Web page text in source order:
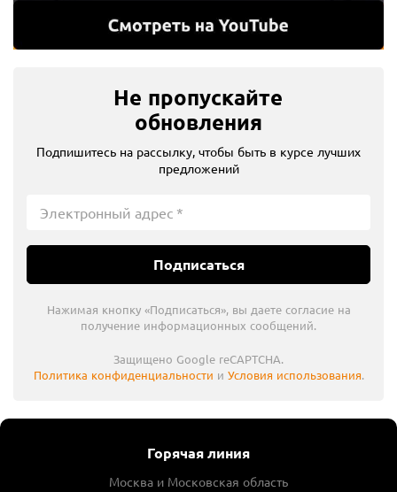
Источник питания
сеть 220V
Предзаказ
Артикул
DWD241-QS
Не пропускайте
обновления
Подпишитесь на рассылку, чтобы быть в курсе лучших
предложений
Подписаться
Нажимая кнопку «Подписаться», вы даете согласие на
получение информационных сообщений.
Защищено Google reCAPTCHA.
Политика конфиденциальности и Условия использования.
Горячая линия
Москва и Московская область